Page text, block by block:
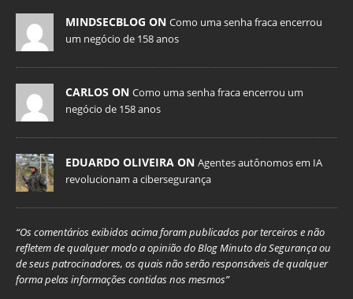
MINDSECBLOG ON Como uma senha fraca encerrou
um negócio de 158 anos
CARLOS ON Como uma senha fraca encerrou um
negócio de 158 anos
EDUARDO OLIVEIRA ON Agentes autônomos em IA
revolucionam a cibersegurança
“Os comentários exibidos acima foram publicados por terceiros e não
refletem de qualquer modo a opinião do Blog Minuto da Segurança ou
de seus patrocinadores, os quais não serão responsáveis de qualquer
forma pelas informações contidas nos mesmos”